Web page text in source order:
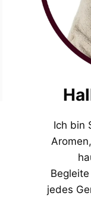
Ich bin
jedes